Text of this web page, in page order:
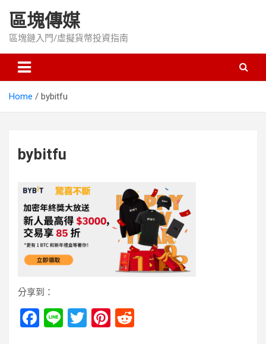
content
區塊傳媒
區塊鏈入門/虛擬貨幣投資指南
Home bybitfu
bybitfu
分享到：
F
Li
T
Pi